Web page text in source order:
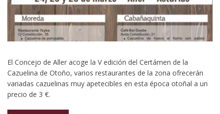
El Concejo de Aller acoge la V edición del Certámen de la
Cazuelina de Otoño, varios restaurantes de la zona ofrecerán
variadas cazuelinas muy apetecibles en esta época otoñal a un
precio de 3 €.